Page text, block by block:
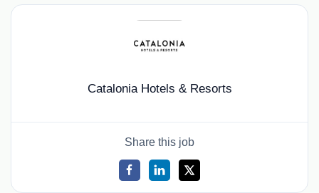
Catalonia Hotels & Resorts
Share this job